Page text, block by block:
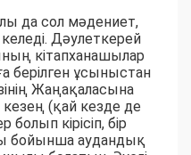
да сол мәдениет,
Дәулеткерей
кітапханашылар
берілген ұсыныстан
Жаңақаласына
(қай кезде де
кірісіп, бір
бойынша аудандық